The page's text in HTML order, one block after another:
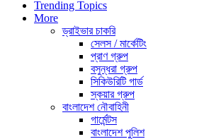
Trending Topics
More
ড্রাইভার চাকরি
সেলস / মার্কেটিং
প্রাণ গ্রুপ
বসুন্ধরা গ্রুপ
সিকিউরিটি গার্ড
স্কয়ার গ্রুপ
বাংলাদেশ নৌবাহিনী
গার্মেন্টস
বাংলাদেশ পুলিশ